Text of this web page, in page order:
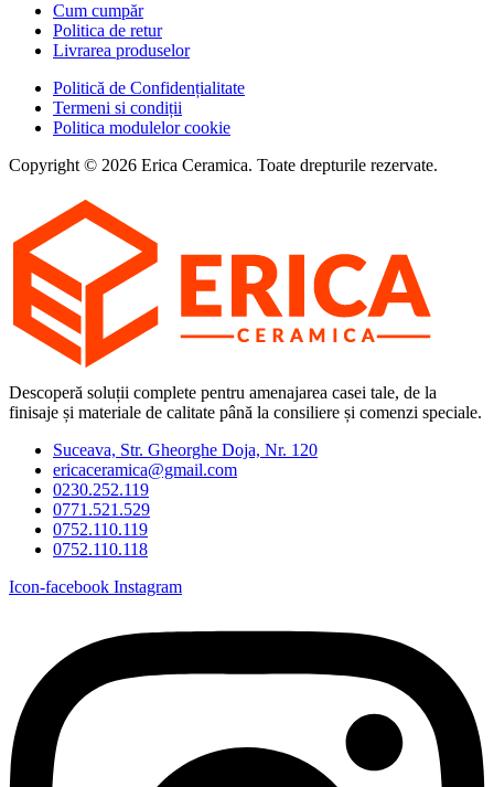
Cum cumpăr
Politica de retur
Livrarea produselor
Politică de Confidențialitate
Termeni si condiții
Politica modulelor cookie
Copyright © 2026 Erica Ceramica. Toate drepturile rezervate.
Descoperă soluții complete pentru amenajarea casei tale, de la
finisaje și materiale de calitate până la consiliere și comenzi speciale.
Suceava, Str. Gheorghe Doja, Nr. 120
ericaceramica@gmail.com
0230.252.119
0771.521.529
0752.110.119
0752.110.118
Icon-facebook Instagram